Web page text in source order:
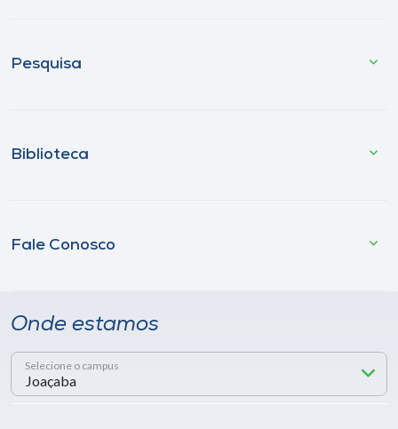
Pesquisa
Biblioteca
Fale Conosco
Onde estamos
Selecione o campus